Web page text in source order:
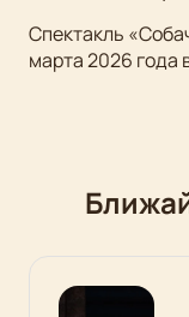
Спектакль
марта 2026 года